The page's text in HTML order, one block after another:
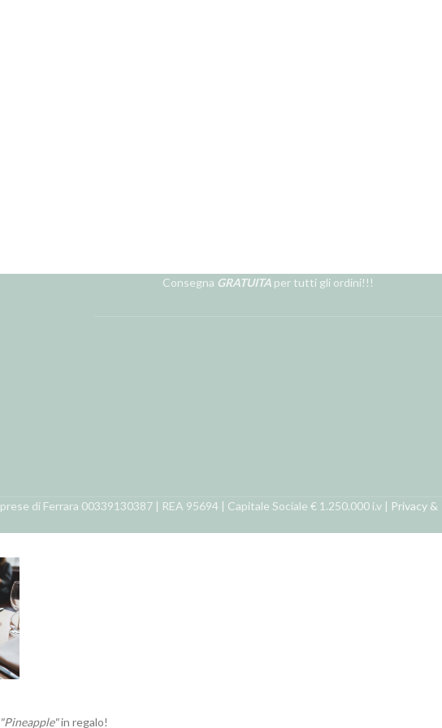
Consegna GRATUITA per tutti gli ordini!!!
di Ferrara 00339130387 | REA 95694 | Capitale Sociale € 1.250.000 i.v | Privacy &
in regalo!